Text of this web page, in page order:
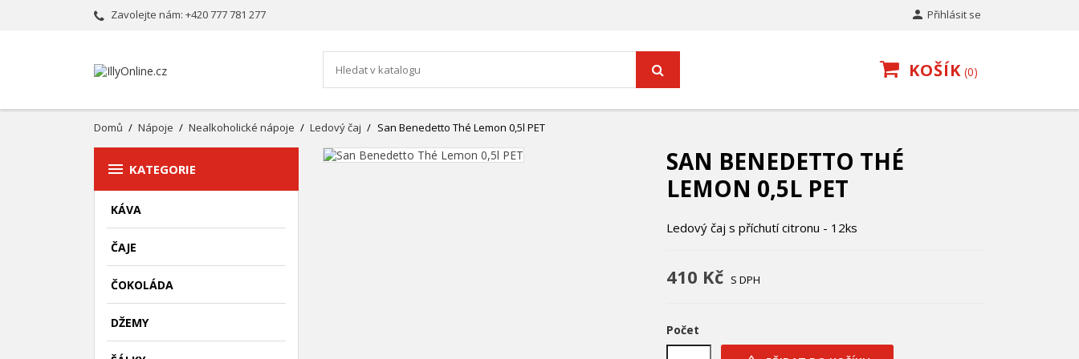
Zavolejte nám: +420 777 781 277  Přihlásit se
KOŠÍK 0
Domů Nápoje Nealkoholické nápoje Ledový čaj San Benedetto Thé Lemon 0,5l PET
 KATEGORIE
KÁVA
ČAJE
ČOKOLÁDA
DŽEMY
SAN BENEDETTO THÉ
LEMON 0,5L PET
Ledový čaj s příchutí citronu - 12ks
410 Kč S DPH
Počet